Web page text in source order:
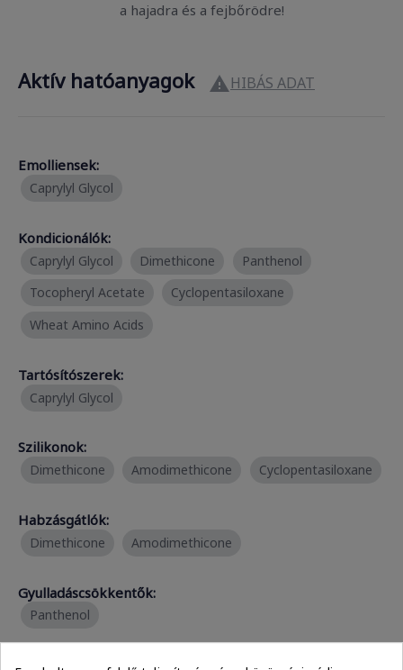
a hajadra és a fejbőrödre!
Aktív hatóanyagok HIBÁS ADAT
Emolliensek:
Caprylyl Glycol
Kondicionálók:
Caprylyl Glycol Dimethicone
Panthenol
Tocopheryl Acetate
Cyclopentasiloxane
Wheat Amino Acids
Tartósítószerek:
Caprylyl Glycol
Szilikonok:
Dimethicone Amodimethicone Cyclopentasiloxane
Habzásgátlók:
Dimethicone Amodimethicone
Gyulladáscsökkentők:
Panthenol
Aminosavak: